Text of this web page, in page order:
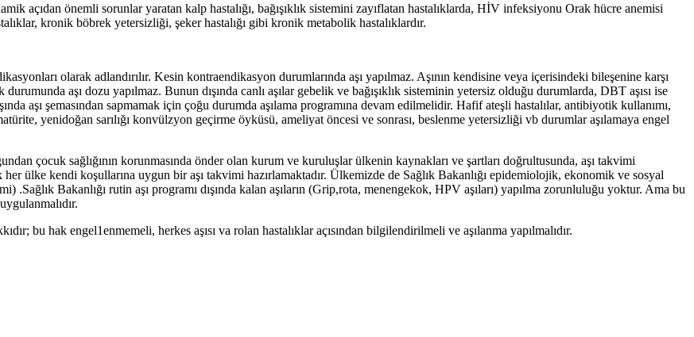
açıdan önemli sorunlar yaratan kalp hastalığı, bağışıklık sistemini zayıflatan hastalıklarda, HİV infeksiyonu Orak hücre anemisi
kronik böbrek yetersizliği, şeker hastalığı gibi kronik metabolik hastalıklardır.
olarak adlandırılır. Kesin kontraendikasyon durumlarında aşı yapılmaz. Aşının kendisine veya içerisindeki bileşenine karşı
aşı dozu yapılmaz. Bunun dışında canlı aşılar gebelik ve bağışıklık sisteminin yetersiz olduğu durumlarda, DBT aşısı ise
aşı şemasından sapmamak için çoğu durumda aşılama programına devam edilmelidir. Hafif ateşli hastalılar, antibiyotik kullanımı,
yenidoğan sarılığı konvülzyon geçirme öyküsü, ameliyat öncesi ve sonrası, beslenme yetersizliği vb durumlar aşılamaya engel
çocuk sağlığının korunmasında önder olan kurum ve kuruluşlar ülkenin kaynakları ve şartları doğrultusunda, aşı takvimi
ülke kendi koşullarına uygun bir aşı takvimi hazırlamaktadır. Ülkemizde de Sağlık Bakanlığı epidemiolojik, ekonomik ve sosyal
Bakanlığı rutin aşı programı dışında kalan aşıların (Grip,rota, menengekok, HPV aşıları) yapılma zorunluluğu yoktur. Ama bu
bu hak engel1enmemeli, herkes aşısı va rolan hastalıklar açısından bilgilendirilmeli ve aşılanma yapılmalıdır.